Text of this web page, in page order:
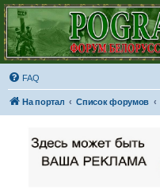
FAQ
На портал Список форумов